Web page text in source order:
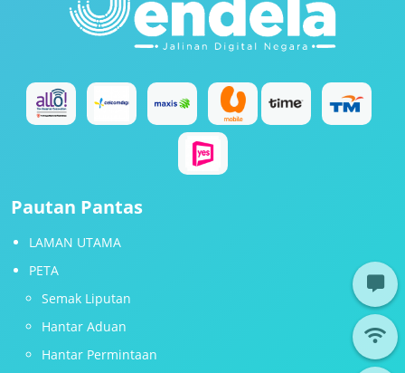
Pautan Pantas
LAMAN UTAMA
PETA
Semak Liputan
Hantar Aduan
Hantar Permintaan